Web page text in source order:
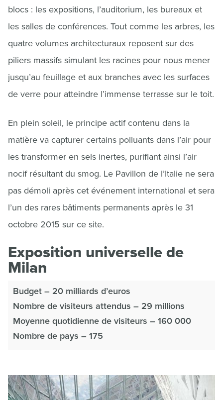
blocs : les expositions, l’auditorium, les bureaux et
les salles de conférences. Tout comme les arbres, les
quatre volumes architecturaux reposent sur des
piliers massifs simulant les racines pour nous mener
jusqu’au feuillage et aux branches avec les surfaces
de verre pour atteindre l’immense terrasse sur le toit.
En plein soleil, le principe actif contenu dans la
matière va capturer certains polluants dans l’air pour
les transformer en sels inertes, purifiant ainsi l’air
nocif résultant du smog. Le Pavillon de l’Italie ne sera
pas démoli après cet événement international et sera
l’un des rares bâtiments permanents après le 31
octobre 2015 sur ce site.
Exposition universelle de
Milan
Budget – 20 milliards d’euros
Nombre de visiteurs attendus – 29 millions
Moyenne quotidienne de visiteurs – 160 000
Nombre de pays – 175